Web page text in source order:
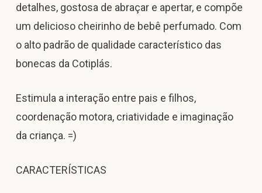
detalhes, gostosa de abraçar e apertar, e compõe
um delicioso cheirinho de bebê perfumado. Com
o alto padrão de qualidade característico das
bonecas da Cotiplás.
Estimula a interação entre pais e filhos,
coordenação motora, criatividade e imaginação
da criança. =)
CARACTERÍSTICAS